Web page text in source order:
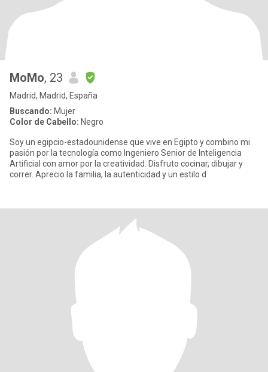
MoMo, 23
Madrid, Madrid, España
Buscando: Mujer
Color de Cabello: Negro
Soy un egipcio-estadounidense que vive en Egipto y combino mi
pasión por la tecnología como Ingeniero Senior de Inteligencia
Artificial con amor por la creatividad. Disfruto cocinar, dibujar y
correr. Aprecio la familia, la autenticidad y un estilo d